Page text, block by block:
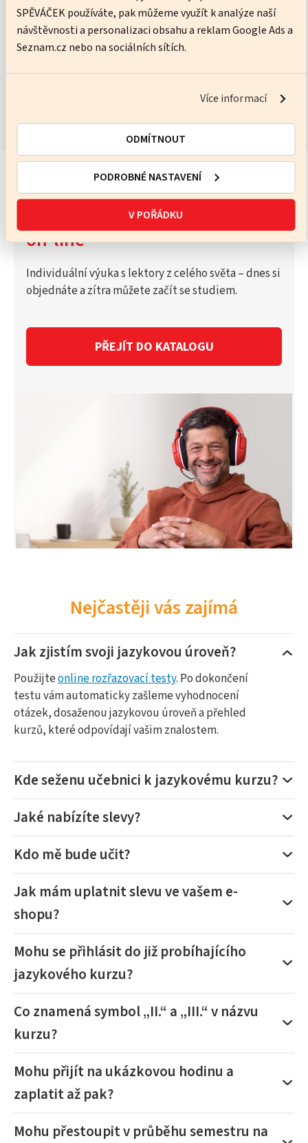
SPĚVÁČEK používáte, pak můžeme využít k analýze naší
návštěvnosti a personalizaci obsahu a reklam Google Ads a
Seznam.cz nebo na sociálních sítích.
Více informací
V POŘÁDKU
PODROBNÉ NASTAVENÍ
ODMÍTNOUT
No pressure, just practice – I’ll help you get better every lesson.
ZOBRAZIT KURZY
Vyzkoušejte Katalog lektorů
on-line
Individuální výuka s lektory z celého světa – dnes si
objednáte a zítra můžete začít se studiem.
PŘEJÍT DO KATALOGU
Nejčastěji vás zajímá
Jak zjistím svoji jazykovou úroveň?
Použijteonline rozřazovací testy. Po dokončení
testu vám automaticky zašleme vyhodnocení
otázek, dosaženou jazykovou úroveň a přehled
kurzů, které odpovídají vašim znalostem.
Kde seženu učebnici k jazykovému kurzu?
Jaké nabízíte slevy?
Kdo mě bude učit?
Jak mám uplatnit slevu ve vašem e-
shopu?
Mohu se přihlásit do již probíhajícího
jazykového kurzu?
Co znamená symbol „II.“ a „III.“ v názvu
kurzu?
Mohu přijít na ukázkovou hodinu a
zaplatit až pak?
Mohu přestoupit v průběhu semestru na